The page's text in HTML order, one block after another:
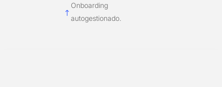
!
Onboarding
autogestionado.